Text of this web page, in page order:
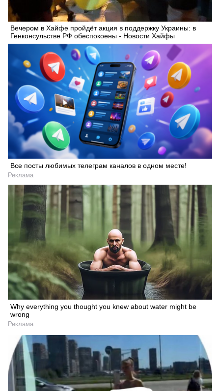
Вечером в Хайфе пройдёт акция в поддержку Украины: в
Генконсульстве РФ обеспокоены - Новости Хайфы
Все посты любимых телеграм каналов в одном месте!
Реклама
Why everything you thought you knew about water might be
wrong
Реклама